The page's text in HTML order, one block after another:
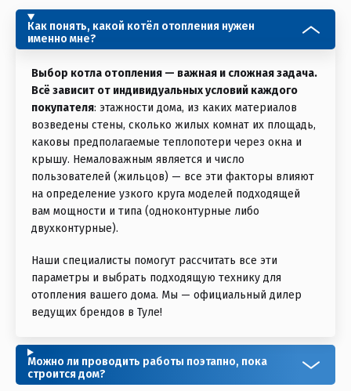
Экономичный энергоэффективный насос (класс
энергопотребления A).
Инновационное управление через сенсорный дисплей с
ассистентом ввода в эксплуатацию.
Диапазон модуляции до 1:19, регулятор сжигания Lambda
Pro Control Plus.
Адаптация к длине дымовой трубы.
Как понять, какой котёл отопления нужен
именно мне?
Выбор котла отопления — важная и сложная задача.
Всё зависит от индивидуальных условий каждого
покупателя: этажности дома, из каких материалов
возведены стены, сколько жилых комнат их площадь,
каковы предполагаемые теплопотери через окна и
крышу. Немаловажным является и число
пользователей (жильцов) — все эти факторы влияют
на определение узкого круга моделей подходящей
вам мощности и типа (одноконтурные либо
двухконтурные).
Наши специалисты помогут рассчитать все эти
параметры и выбрать подходящую технику для
отопления вашего дома. Мы — официальный дилер
ведущих брендов в Туле!
Можно ли проводить работы поэтапно, пока
строится дом?